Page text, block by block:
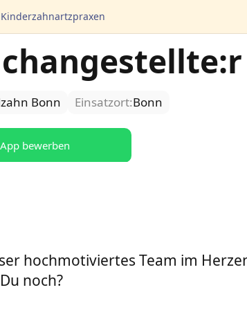
Bonn Einsatzort:Bonn
bewerben
hochmotiviertes Team im
noch?